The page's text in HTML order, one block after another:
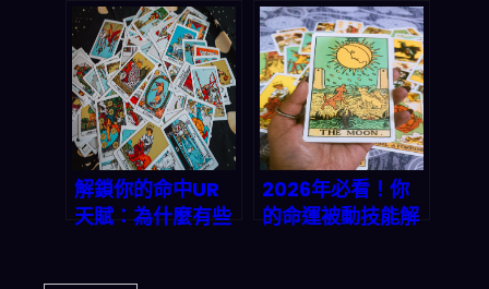
我批判能力的進階
Agentic AI 系
統？2026 終極實
戰指南
你的「夢想戰士」
被動技能覺醒了
嗎？
解鎖你的命中UR
天賦：為什麼有些
2026年必看！你
的命運被動技能解